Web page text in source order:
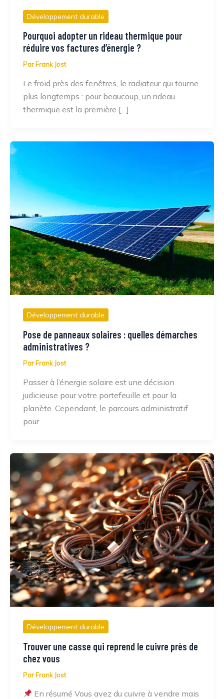
Développement durable
Pourquoi adopter un rideau thermique pour
réduire vos factures d’énergie ?
Par Frank Jost
Le froid près des fenêtres, le radiateur qui tourne
plus longtemps : pour beaucoup, un rideau
thermique est la première […]
Développement durable
Pose de panneaux solaires : quelles démarches
administratives ?
Par Frank Jost
Passer à l’énergie solaire est une décision
judicieuse pour votre portefeuille et pour la
planète. Cependant, le parcours administratif
pour
Développement durable
Trouver une casse qui reprend le cuivre près de
chez vous
Par Frank Jost
En résumé Vous avez du cuivre à vendre mais